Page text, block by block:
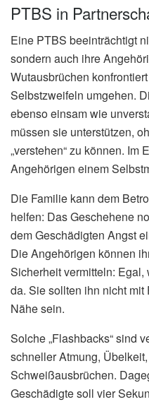
PTBS in
Eine PTBS beeinträchtigt
sondern auch ihre
Wutausbrüchen
Selbstzweifeln umgehen.
ebenso einsam wie
müssen sie unterstützen,
„verstehen“ zu können. Im
Angehörigen einem
Die Familie kann dem
helfen: Das Geschehene
dem Geschädigten Angst
Die Angehörigen können
Sicherheit vermitteln:
da. Sie sollten ihn nicht
Nähe sein.
Solche „Flashbacks“ sind
schneller Atmung,
Schweißausbrüchen.
Geschädigte soll vier